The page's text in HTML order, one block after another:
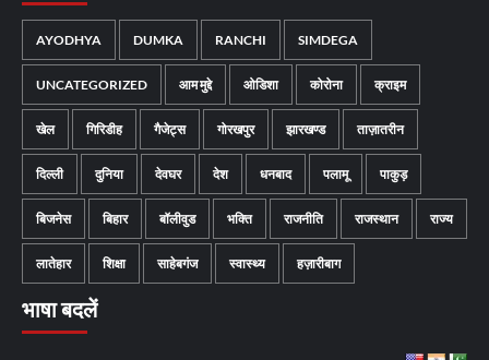
AYODHYA DUMKA RANCHI SIMDEGA
UNCATEGORIZED आम मुद्दे ओडिशा कोरोना क्राइम
खेल गिरिडीह गैजेट्स गोरखपुर झारखण्ड ताज़ातरीन
दिल्ली दुनिया देवघर देश धनबाद पलामू पाकुड़
बिजनेस बिहार बॉलीवुड भक्ति राजनीति राजस्थान राज्य
लातेहार शिक्षा साहेबगंज स्वास्थ्य हज़ारीबाग
भाषा बदलें